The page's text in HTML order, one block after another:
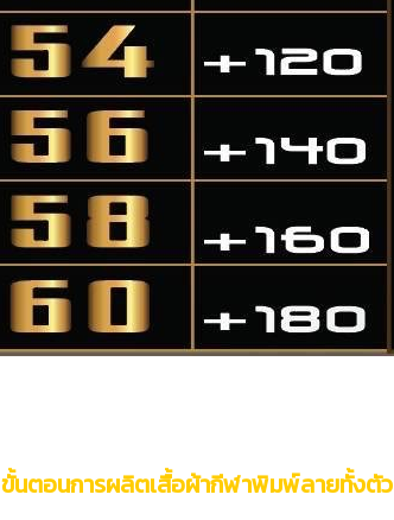
ขั้นตอนการผลิตเสื้อผ้ากีฬาพิมพ์ลายทั้งตัว